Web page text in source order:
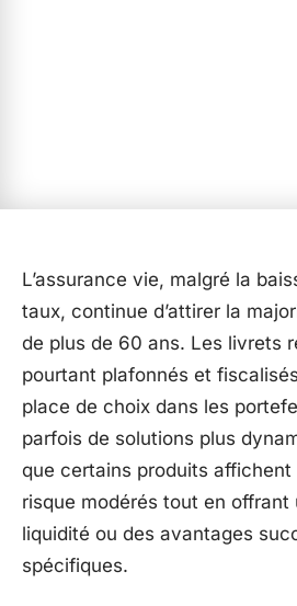
L’assurance vie, malgré la
taux, continue d’attirer la
de plus de 60 ans. Les livrets
pourtant plafonnés et
place de choix dans les
parfois de solutions plus
que certains produits affichent
risque modérés tout en offrant
liquidité ou des avantages
spécifiques.